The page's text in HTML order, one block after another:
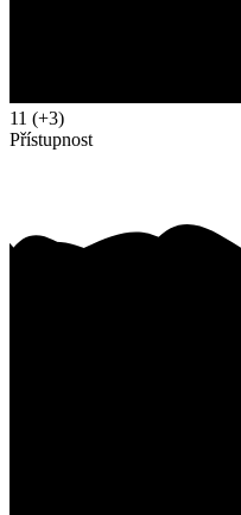
11 (+3)
Přístupnost